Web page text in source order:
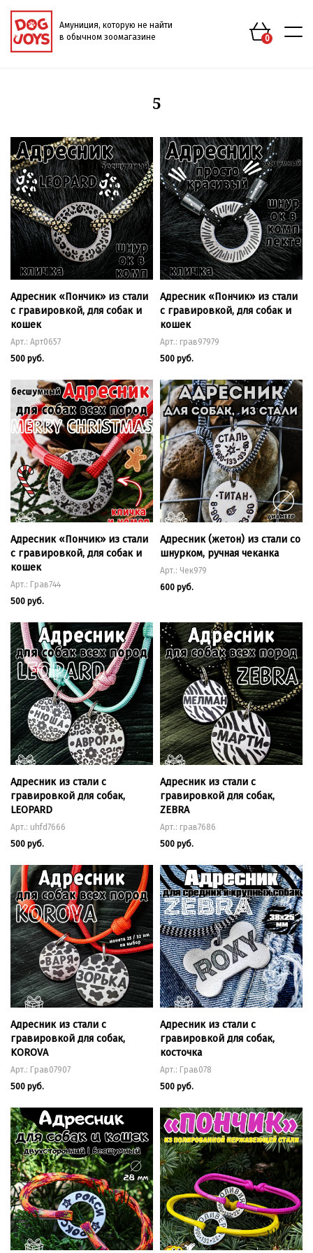
Амуниция, которую не найти
в обычном зоомагазине
0
5
Адресник «Пончик» из стали
с гравировкой, для собак и
кошек
Арт.: Арт0657
500 руб.
Адресник «Пончик» из стали
с гравировкой, для собак и
кошек
Арт.: грав97979
500 руб.
Адресник «Пончик» из стали
с гравировкой, для собак и
кошек
Арт.: Грав744
500 руб.
Адресник (жетон) из стали со
шнурком, ручная чеканка
Арт.: Чек979
600 руб.
Адресник из стали с
гравировкой для собак,
LEOPARD
Арт.: uhfd7666
500 руб.
Адресник из стали с
гравировкой для собак,
ZEBRA
Арт.: грав7686
500 руб.
Адресник из стали с
гравировкой для собак,
KOROVA
Арт.: Грав07907
500 руб.
Адресник из стали с
гравировкой для собак,
косточка
Арт.: Грав078
500 руб.